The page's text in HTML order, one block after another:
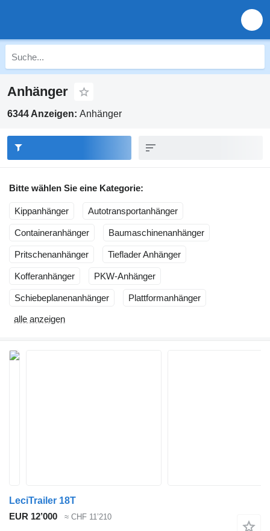
Anhänger
6344 Anzeigen: Anhänger
Bitte wählen Sie eine Kategorie:
Kippanhänger Autotransportanhänger
Containeranhänger Baumaschinenanhänger
Pritschenanhänger Tieflader Anhänger
Kofferanhänger PKW-Anhänger
Schiebeplanenanhänger Plattformanhänger
alle anzeigen
LeciTrailer 18T
EUR 12’000
≈ CHF 11’210